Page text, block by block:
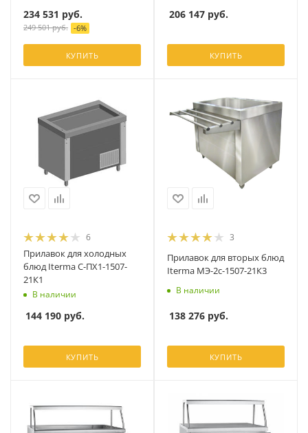
234 531 руб.
249 501руб. -6%
КУПИТЬ
206 147 руб.
КУПИТЬ
6
Прилавок для холодных
блюд Iterma С-ПХ1-1507-
21К1
В наличии
144 190 руб.
КУПИТЬ
3
Прилавок для вторых блюд
Iterma МЭ-2с-1507-21К3
В наличии
138 276 руб.
КУПИТЬ